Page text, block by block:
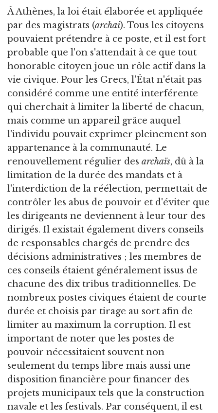
À Athènes, la loi était élaborée et appliquée
par des magistrats (archai). Tous les citoyens
pouvaient prétendre à ce poste, et il est fort
probable que l'on s'attendait à ce que tout
honorable citoyen joue un rôle actif dans la
vie civique. Pour les Grecs, l'État n'était pas
considéré comme une entité interférente
qui cherchait à limiter la liberté de chacun,
mais comme un appareil grâce auquel
l'individu pouvait exprimer pleinement son
appartenance à la communauté. Le
renouvellement régulier des archaïs, dû à la
limitation de la durée des mandats et à
l'interdiction de la réélection, permettait de
contrôler les abus de pouvoir et d'éviter que
les dirigeants ne deviennent à leur tour des
dirigés. Il existait également divers conseils
de responsables chargés de prendre des
décisions administratives ; les membres de
ces conseils étaient généralement issus de
chacune des dix tribus traditionnelles. De
nombreux postes civiques étaient de courte
durée et choisis par tirage au sort afin de
limiter au maximum la corruption. Il est
important de noter que les postes de
pouvoir nécessitaient souvent non
seulement du temps libre mais aussi une
disposition financière pour financer des
projets municipaux tels que la construction
navale et les festivals. Par conséquent, il est